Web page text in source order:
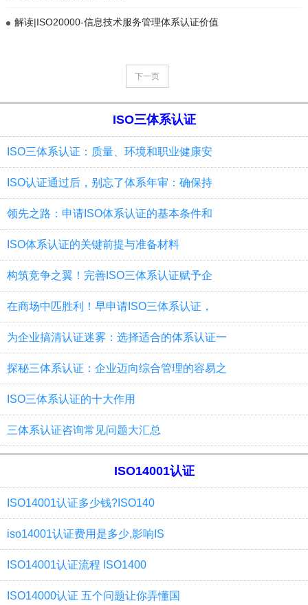
解读|ISO20000-信息技术服务管理体系认证价值
下一页
ISO三体系认证
ISO三体系认证：质量、环境和职业健康安
ISO认证通过后，别忘了体系年审：确保持
领先之路：申请ISO体系认证的基本条件和
ISO体系认证的关键前提与准备材料
构筑竞争之翼！完善ISO三体系认证赋予企
在商场中匹胜利！早申请ISO三体系认证，
为企业搞清认证迷雾：选择适合的体系认证一
探秘三体系认证：企业迈向综合管理的容易之
ISO三体系认证的十大作用
三体系认证咨询常见问题大汇总
ISO14001认证
ISO14001认证多少钱?ISO140
iso14001认证费用是多少,影响IS
ISO14001认证流程 ISO1400
ISO14000认证 五个问题让你弄懂国